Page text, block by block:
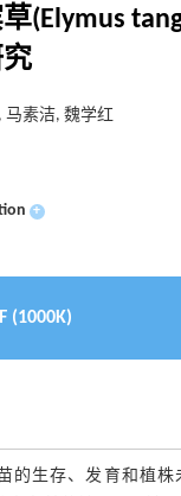
(Elymus
马素洁, 魏学红
+
(1000K)
的生存、发育和植株